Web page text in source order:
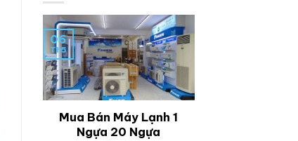
Mua Bán Máy Lạnh 1
Ngựa 20 Ngựa
06
Th5